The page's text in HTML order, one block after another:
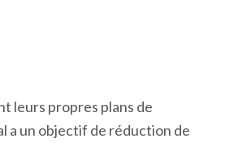
leurs propres plans de
a un objectif de réduction de